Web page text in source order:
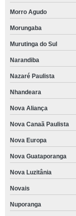
Morro Agudo
Morungaba
Murutinga do Sul
Narandiba
Nazaré Paulista
Nhandeara
Nova Aliança
Nova Canaã Paulista
Nova Europa
Nova Guataporanga
Nova Luzitânia
Novais
Nuporanga